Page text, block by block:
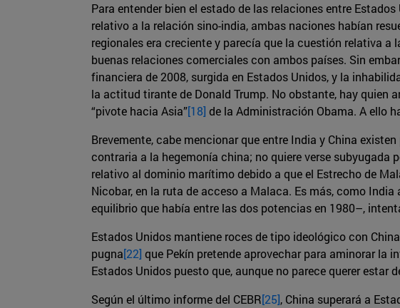
Para entender bien el estado de las relaciones entre
relativo a la relación sino-india, ambas naciones habían
regionales era creciente y parecía que la cuestión relativa
buenas relaciones comerciales con ambos países. Sin
financiera de 2008, surgida en Estados Unidos, y la
la actitud tirante de Donald Trump. No obstante, hay quien
“pivote hacia Asia”[18] de la Administración Obama. A ello
Brevemente, cabe mencionar que entre India y China
contraria a la hegemonía china; no quiere verse
relativo al dominio marítimo debido a que el Estrecho de
Nicobar, en la ruta de acceso a Malaca. Es más, como
equilibrio que había entre las dos potencias en 1980–,
Estados Unidos mantiene roces de tipo ideológico con
pugna[22] que Pekín pretende aprovechar para aminorar la
Estados Unidos puesto que, aunque no parece querer estar
Según el último informe del CEBR[25], China superará a